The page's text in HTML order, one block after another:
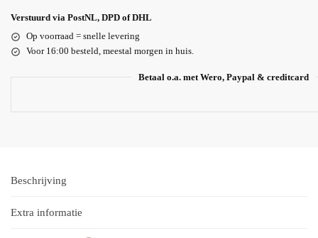
Verstuurd via PostNL, DPD of DHL
Op voorraad = snelle levering
Voor 16:00 besteld, meestal morgen in huis.
Betaal o.a. met Wero, Paypal & creditcard
Beschrijving
Extra informatie